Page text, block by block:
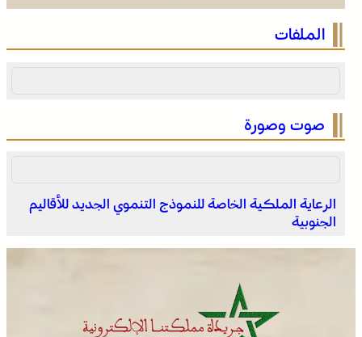
عامل إقليم تاونات يترأس حفل استقبال بمناسبة تخليد اليوم
الوطني للمغاربة المقيمين بالخارج
خنيفرة .. لقاء تواصلي بمناسبة الاحتفال باليوم الوطني
الملفات
صوت وصورة
الرعاية الملكية الخاصة للنموذج التنموي الجديد للأقاليم
الجنوبية